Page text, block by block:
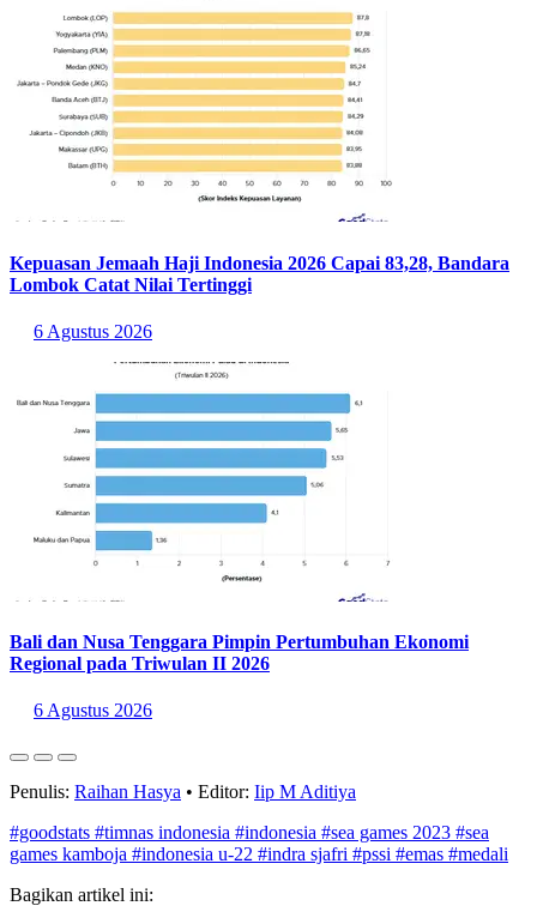
Kepuasan Jemaah Haji Indonesia 2026 Capai 83,28, Bandara
Lombok Catat Nilai Tertinggi
6 Agustus 2026
Bali dan Nusa Tenggara Pimpin Pertumbuhan Ekonomi
Regional pada Triwulan II 2026
6 Agustus 2026
Penulis: Raihan Hasya • Editor: Iip M Aditiya
#goodstats #timnas indonesia #indonesia #sea games 2023 #sea
games kamboja #indonesia u-22 #indra sjafri #pssi #emas #medali
Bagikan artikel ini: